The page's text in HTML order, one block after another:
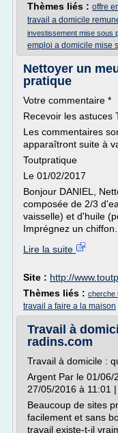
Thèmes liés : offre
travail a domicile
investissement mise sous
emploi a domicile mise
Nettoyer un
pratique
Votre commentaire *
Recevoir les astuces
Les commentaires
apparaîtront suite à
Toutpratique
Le 01/02/2017
Bonjour DANIEL,
composée de 2/3
vaisselle) et d'huile
Imprégnez un chiffon...
Lire la suite
Site : http://
Thèmes liés : cherche
travail a faire a la maison
Travail à
radins.com
Travail à domicile :
Argent Par le 01/06/
27/05/2016 à 11:01
Beaucoup de sites
facilement et sans
travail existe-t-il